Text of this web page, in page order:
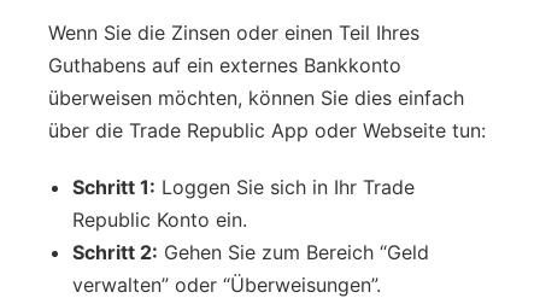
Wenn Sie die Zinsen oder einen Teil Ihres
Guthabens auf ein externes Bankkonto
überweisen möchten, können Sie dies einfach
über die Trade Republic App oder Webseite tun:
Schritt 1: Loggen Sie sich in Ihr Trade
Republic Konto ein.
Schritt 2: Gehen Sie zum Bereich “Geld
verwalten” oder “Überweisungen”.